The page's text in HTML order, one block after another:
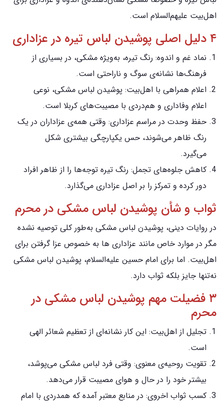
اهل‌بیت علیهم‌السلام است.
۴ دلیل اصلی پوشیدن لباس تیره در عزاداری
نماد غم و اندوه: رنگ تیره، به‌ویژه مشکی، در بسیاری از
فرهنگ‌ها نشانه‌ی سوگ و ناراحتی است.
اعلام همراهی با اهل‌بیت: پوشیدن لباس مشکی، نوعی
اعلام وفاداری و هم‌دردی با مصیبت‌های کربلا است.
حفظ وحدت در مراسم عزاداری: وقتی همه‌ی عزاداران در یک
رنگ ظاهر می‌شوند، حس یکپارچگی بیشتری شکل
می‌گیرد.
کاهش جلوه‌های تجمل: رنگ تیره توجه‌ها را از ظاهر افراد
دور کرده و تمرکز را بر اصل عزاداری می‌گذارد.
ثواب و شأن پوشیدن لباس مشکی در محرم
در روایات دینی، پوشیدن لباس مشکی به‌طور کلی توصیه نشده
مگر در موارد خاص مانند عزاداری ها به خصوص عزا گرفتن برای
اهل‌بیت. اما برای امام حسین علیه‌السلام، پوشیدن لباس مشکی
نه‌تنها جایز بلکه ثواب دارد.
۳ فضیلت مهم پوشیدن لباس مشکی در
محرم
تجلیل از اهل‌بیت: این کار نشانه‌ای از تعظیم شعائر الهی
است.
تقویت روحیه‌ی معنوی: وقتی فرد لباس مشکی می‌پوشد،
بیشتر خود را در حال و هوای مصیبت قرار می‌دهد.
کسب ثواب اخروی: در منابع معتبر آمده که همدردی با امام